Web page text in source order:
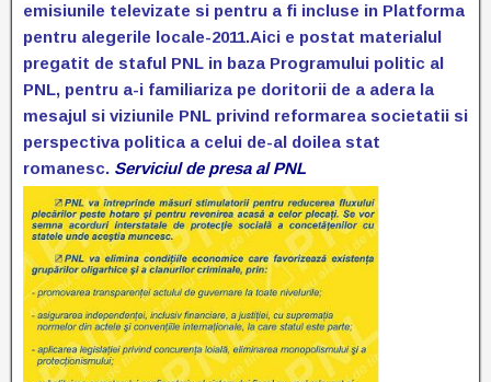
emisiunile televizate si pentru a fi incluse in Platforma
pentru alegerile locale-2011.Aici e postat materialul
pregatit de staful PNL in baza Programului politic al
PNL, pentru a-i familiariza pe doritorii de a adera la
mesajul si viziunile PNL privind reformarea societatii si
perspectiva politica a celui de-al doilea stat
romanesc. Serviciul de presa al PNL